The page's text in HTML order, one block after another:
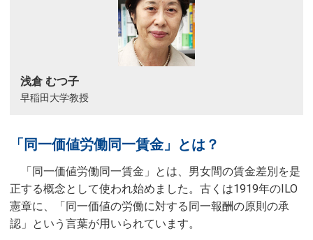
浅倉 むつ子
早稲田大学教授
「同一価値労働同一賃金」とは？
「同一価値労働同一賃金」とは、男女間の賃金差別を是
正する概念として使われ始めました。古くは1919年のILO
憲章に、「同一価値の労働に対する同一報酬の原則の承
認」という言葉が用いられています。